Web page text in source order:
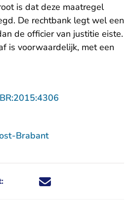
is dat deze maatregel
De rechtbank legt wel een
de officier van justitie eiste.
is voorwaardelijk, met een
Brabant
Deel dit nieuwsbericht via X -
Deel dit nieuwsbericht via
Deel dit nieuwsbericht
Deel dit